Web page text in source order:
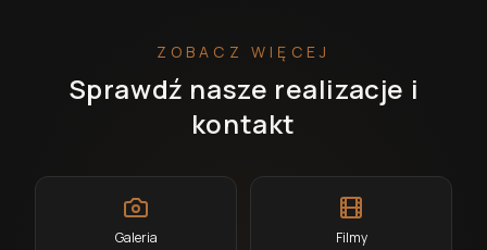
ZOBACZ WIĘCEJ
Sprawdź nasze realizacje i
kontakt
Galeria Filmy